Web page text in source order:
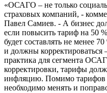
«ОСАГО – не только
страховых компаний, -
Павел Самиев. - А бизнес
если повысить тариф на 50
будет составлять не менее
и должны корректироваться
практика для сегмента
корректировки, тарифы
инфляцию. Помимо тарифов
необходимо менять и